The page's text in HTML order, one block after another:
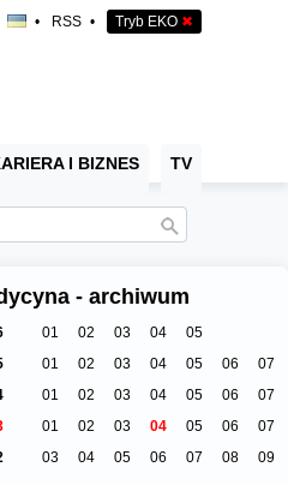
• RSS • Tryb EKO ✖
I BIZNES TV
- archiwum
01 02 03 04
05
01 02 03 04 05 06
07
01 02 03 04 05 06
07
01 02 03 04 05 06
07
03 04 05 06 07 08 09